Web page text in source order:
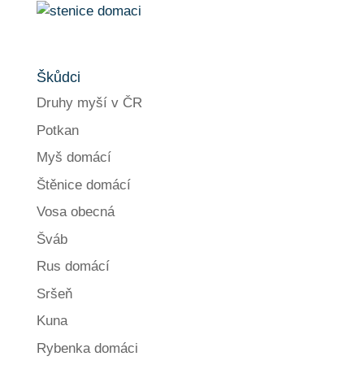
Škůdci
Druhy myší v ČR
Potkan
Myš domácí
Štěnice domácí
Vosa obecná
Šváb
Rus domácí
Sršeň
Kuna
Rybenka domáci